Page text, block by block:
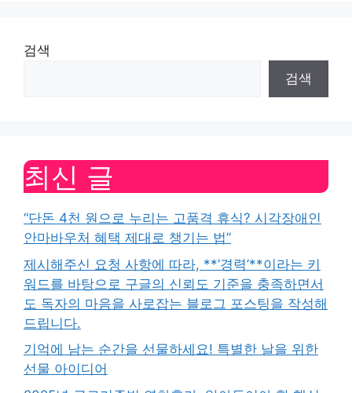
검색
검색
최신 글
“단돈 4천 원으로 누리는 고품격 휴식? 시각장애인
안마바우처 혜택 제대로 챙기는 법”
제시해주신 요청 사항에 따라, **’경력’**이라는 키
워드를 바탕으로 구글의 신뢰도 기준을 충족하면서
도 독자의 마음을 사로잡는 블로그 포스팅을 작성해
드립니다.
기억에 남는 순간을 선물하세요! 특별한 날을 위한
선물 아이디어